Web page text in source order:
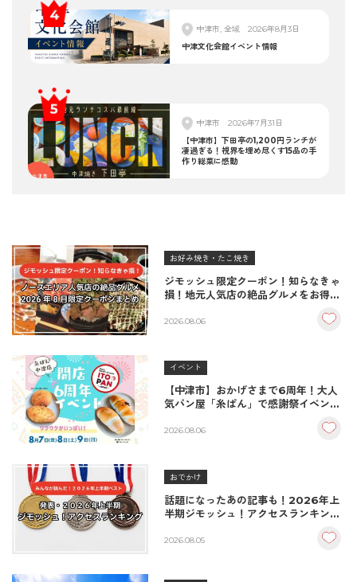
中津市, 全域
2026年8月3日
中津文化会館イベント情報
中津市
2026年7月31日
【中津市】下田亭の1,200円ランチが
凄過ぎる！視界を埋め尽くす15品の手
作り総菜に感動
お好み焼き・たこ焼き
ジモッシュ限定クーポン！知らなきゃ
損！地元人気店の絶品グルメをお得に
2026.08.06
イベント
【中津市】おかげさまで6周年！大人
気パン屋「糸ぱん」で感謝祭イベント
♪（8/7〜8/9）
2026.08.06
おでかけ
話題になったあの記事も！2026年上
半期ジモッシュ！アクセスランキング
2026.08.05